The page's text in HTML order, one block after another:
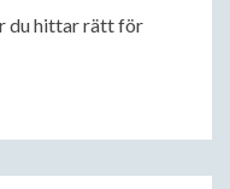
du hittar rätt för